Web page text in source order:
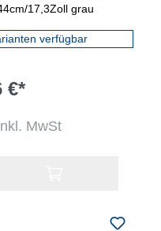
17,3Zoll grau
verfügbar
€*
MwSt